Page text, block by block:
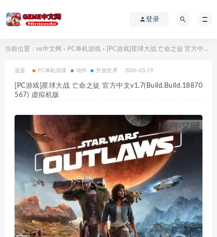
登录
当前位置： ns中文网 > PC单机游戏 > [PC游戏]星球大战 亡命之徒 官方中文v1.7(Build.Build.18870567) 虚拟机版
逍遥 PC单机游戏 动作 开放世界 2026-03-29
[PC游戏]星球大战 亡命之徒 官方中文v1.7(Build.Build.18870
567) 虚拟机版